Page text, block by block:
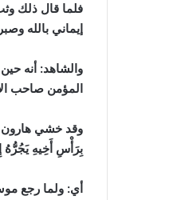
فلما قال ذلك
إيماني بالله
والشاهد: أنه
المؤمن صاحب
وقد خشي هارون -
بِرَأْسِ أَخِيهِ يَجُرُّهُ
أي: ولما رجع